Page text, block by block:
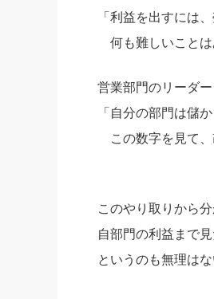
「利益を出すには
何も難しいことは
営業部門のリーダー
「自分の部門は儲
この数字を見て、
このやり取りから
自部門の利益まで
というのも無理はな